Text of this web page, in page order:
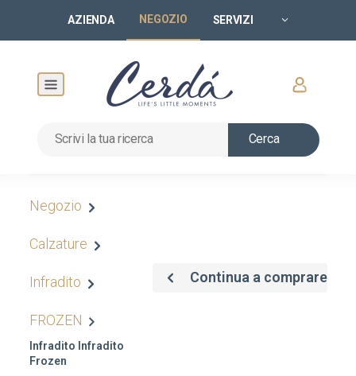
AZIENDA NEGOZIO SERVIZI
Cerca
Negozio
Calzature
Infradito
FROZEN
Infradito Infradito
Frozen
Continua a comprare